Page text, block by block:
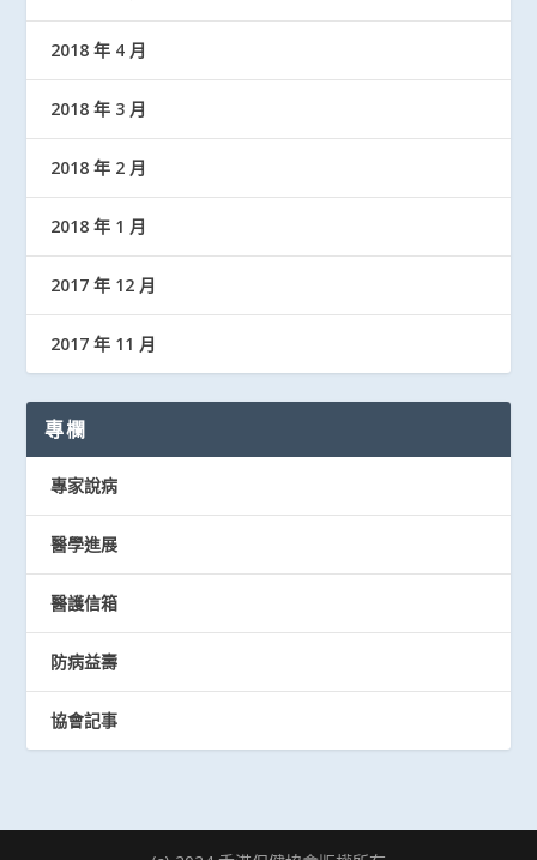
2018 年 4 月
2018 年 3 月
2018 年 2 月
2018 年 1 月
2017 年 12 月
2017 年 11 月
專欄
專家說病
醫學進展
醫護信箱
防病益壽
協會記事